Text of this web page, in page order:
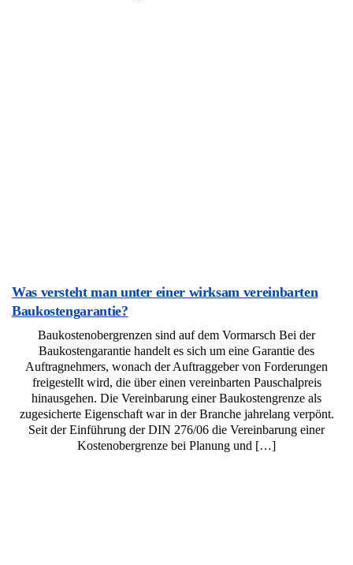
Was versteht man unter einer wirksam vereinbarten
Baukostengarantie?
Baukostenobergrenzen sind auf dem Vormarsch Bei der
Baukostengarantie handelt es sich um eine Garantie des
Auftragnehmers, wonach der Auftraggeber von Forderungen
freigestellt wird, die über einen vereinbarten Pauschalpreis
hinausgehen. Die Vereinbarung einer Baukostengrenze als
zugesicherte Eigenschaft war in der Branche jahrelang verpönt.
Seit der Einführung der DIN 276/06 die Vereinbarung einer
Kostenobergrenze bei Planung und […]